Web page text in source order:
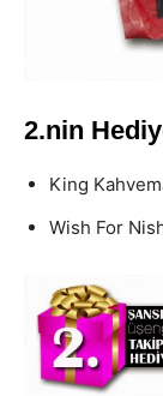
2.nin
King
Wish For